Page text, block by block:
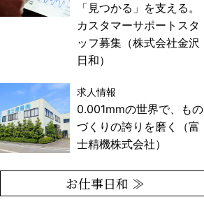
「見つかる」を支える。
カスタマーサポートスタ
ッフ募集（株式会社金沢
日和）
求人情報
0.001mmの世界で、もの
づくりの誇りを磨く（富
士精機株式会社）
お仕事日和 ≫